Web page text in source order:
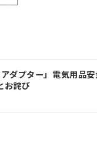
アダプター」電気用品
お詫び